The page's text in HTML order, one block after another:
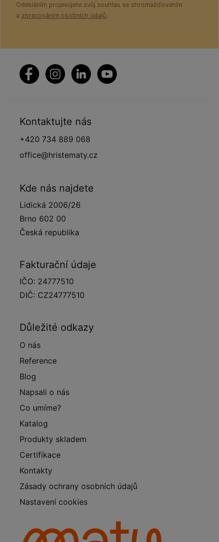
Odesláním projevujete svůj souhlas se shromažďováním
a zpracováním osobních údajů.
Kontaktujte nás
+420 734 889 068
office@hristematy.cz
Kde nás najdete
Lidická 2006/26
Brno 602 00
Česká republika
Fakturační údaje
IČO: 24777510
DIČ: CZ24777510
Důležité odkazy
O nás
Reference
Blog
Napsali o nás
Co umíme?
Katalog
Produkty skladem
Certifikace
Kontakty
Zásady ochrany osobních údajů
Nastavení cookies